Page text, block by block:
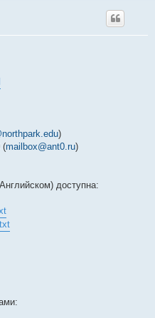
)
(mailbox@ant0.ru)
доступна: